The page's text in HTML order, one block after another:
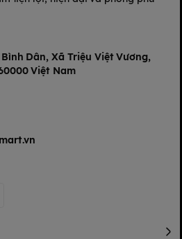
Dân, Xã Triệu Việt Vương,
Việt Nam